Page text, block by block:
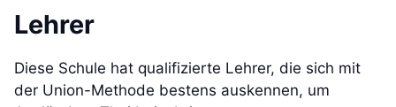
Lehrer
Diese Schule hat qualifizierte Lehrer, die sich mit
der Union-Methode bestens auskennen, um